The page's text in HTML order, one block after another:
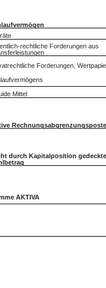
rechtliche Forderungen aus
Forderungen,
Mittel
durch Kapitalposition
AKTIVA